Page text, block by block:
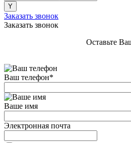
Заказать звонок
Заказать звонок
Оставьте
Ваш телефон*
Ваше имя
Электронная почта